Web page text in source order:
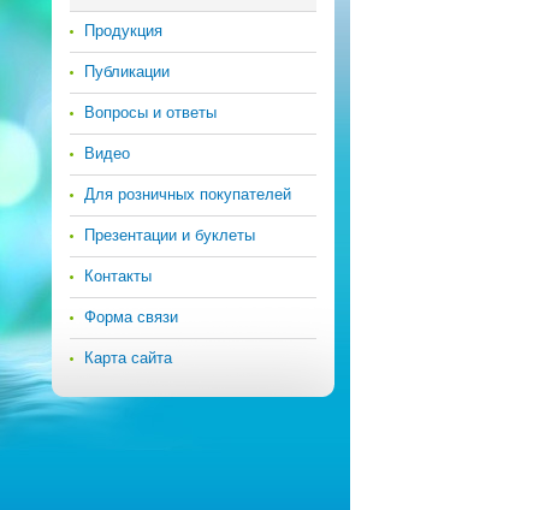
Продукция
Публикации
Вопросы и ответы
Видео
Для розничных покупателей
Презентации и буклеты
Контакты
Форма связи
Карта сайта